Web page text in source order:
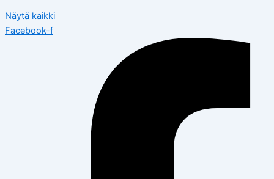
Näytä kaikki
Facebook-f